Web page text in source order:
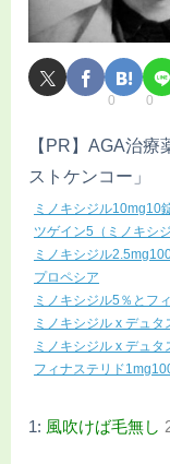
0 0
【PR】AGA治
ストケンコー」
ミノキシジル10mg10
ツゲイン5（ミノキシ
ミノキシジル
プロペシア
ミノキシジル5％とフ
ミノキシジル x デュタ
ミノキシジル x デュタ
フィナステリド
1: 風吹けば毛無し